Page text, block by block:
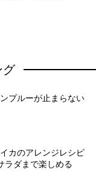
グ
プルーが止まらない
カのアレンジレシピ
ラダまで楽しめる